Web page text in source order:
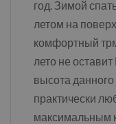
год. Зимой
летом на
комфортный
лето не
высота
практически
максимальным